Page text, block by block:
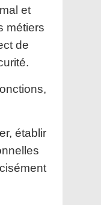
et
métiers
de
établir